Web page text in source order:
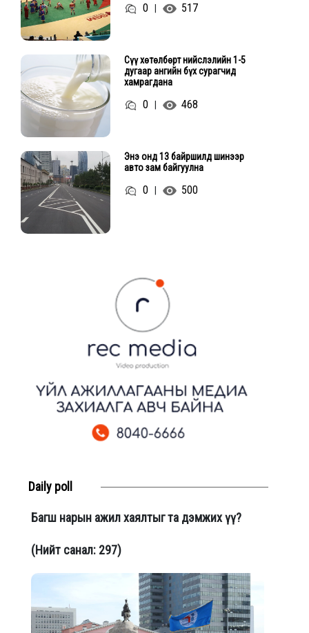
0 517
Сүү хөтөлбөрт нийслэлийн 1-5
дугаар ангийн бүх сурагчид
хамрагдана
0 468
Энэ онд 13 байршилд шинээр
авто зам байгуулна
0 500
Daily poll
Багш нарын ажил хаялтыг та дэмжих үү?
(Нийт санал: 297)